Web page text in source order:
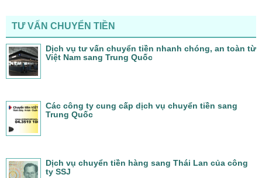
TƯ VẤN CHUYỂN TIỀN
Dịch vụ tư vấn chuyển tiền nhanh chóng, an toàn từ
Việt Nam sang Trung Quốc
Các công ty cung cấp dịch vụ chuyển tiền sang
Trung Quốc
Dịch vụ chuyển tiền hàng sang Thái Lan của công
ty SSJ